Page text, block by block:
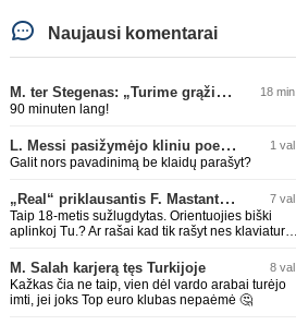
Naujausi komentarai
M. ter Stegenas: „Turime grąžinti „Ajax“ klubą ten, kur jam priklauso“ 18 min.
90 minuten lang!
L. Messi pasižymėjo kliniu poelgiu dėl kilusių gaisrų Madride 1 val.
Galit nors pavadinimą be klaidų parašyt?
„Real“ priklausantis F. Mastantuono skolinamas „Fiorentina“ ekipai 7 val.
Taip 18-metis sužlugdytas. Orientuojies biški
aplinkoj Tu.? Ar rašai kad tik rašyt nes klaviaturą
M. Salah karjerą tęs Turkijoje 8 val.
Kažkas čia ne taip, vien dėl vardo arabai turėjo
imti, jei joks Top euro klubas nepaėmė 🤔